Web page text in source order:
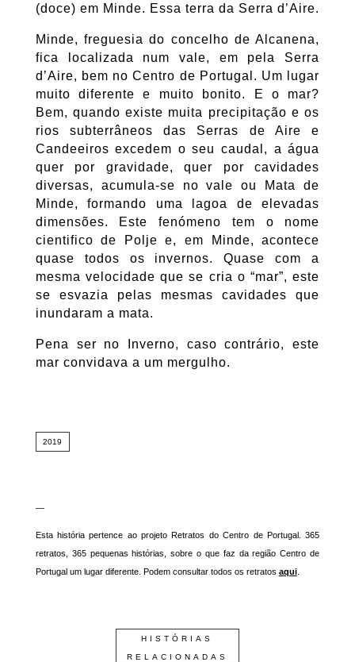
(doce) em Minde. Essa terra da Serra d’Aire.
Minde, freguesia do concelho de Alcanena,
fica localizada num vale, em pela Serra
d’Aire, bem no Centro de Portugal. Um lugar
muito diferente e muito bonito. E o mar?
Bem, quando existe muita precipitação e os
rios subterrâneos das Serras de Aire e
Candeeiros excedem o seu caudal, a água
quer por gravidade, quer por cavidades
diversas, acumula-se no vale ou Mata de
Minde, formando uma lagoa de elevadas
dimensões. Este fenómeno tem o nome
cientifico de Polje e, em Minde, acontece
quase todos os invernos. Quase com a
mesma velocidade que se cria o “mar”, este
se esvazia pelas mesmas cavidades que
inundaram a mata.
Pena ser no Inverno, caso contrário, este
mar convidava a um mergulho.
2019
—
Esta história pertence ao projeto Retratos do Centro de Portugal. 365
retratos, 365 pequenas histórias, sobre o que faz da região Centro de
Portugal um lugar diferente. Podem consultar todos os retratos aqui.
HISTÓRIAS
RELACIONADAS